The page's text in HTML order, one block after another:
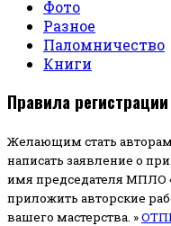
Фото
Разное
Паломничество
Книги
Правила регистрации
Желающим стать
написать заявление о
имя председателя МПЛО
приложить авторские
вашего мастерства. »